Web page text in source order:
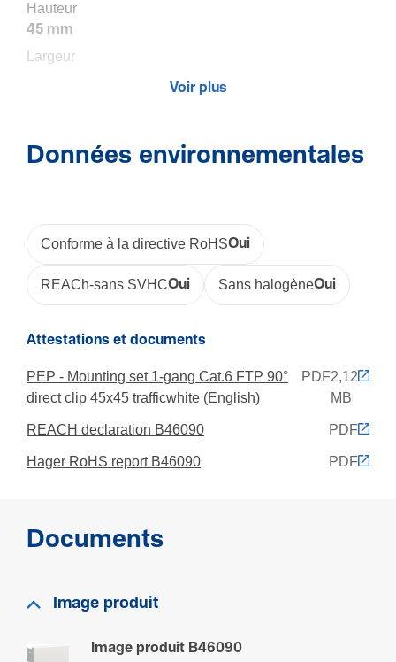
Hauteur
45 mm
Largeur
Classe de protection (IP)
IP20
Résis­tance aux chocs IK
IK07
Clip45 PVC, Clip45 PVC Antibac, Clip45 Sans
Halogène
Voir plus
Données environnementales
Conforme à la directive RoHSOui
REACh-sans SVHCOui Sans halogèneOui
Attestations et documents
PEP - Mounting set 1-gang Cat.6 FTP 90°
direct clip 45x45 trafficwhite (English)
PDF2,12
MB
REACH declaration B46090 PDF
Hager RoHS report B46090 PDF
Documents
Image produit
Image produit B46090